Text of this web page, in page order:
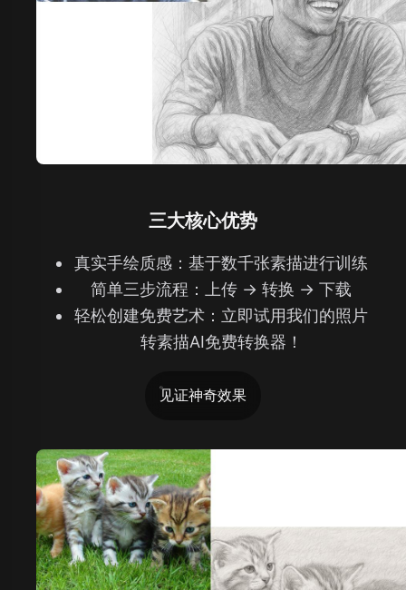
三大核心优势
真实手绘质感：基于数千张素描进行训练
简单三步流程：上传 → 转换 → 下载
轻松创建免费艺术：立即试用我们的照片
转素描AI免费转换器！
见证神奇效果